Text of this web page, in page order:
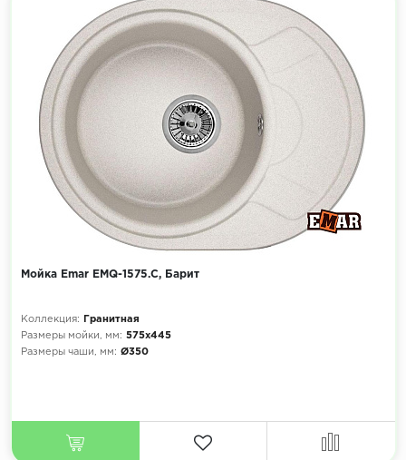
Мойка Emar EMQ-1575.C, Барит
Коллекция:
Гранитная
Размеры мойки, мм: 575х445
Размеры чаши, мм: Ø350